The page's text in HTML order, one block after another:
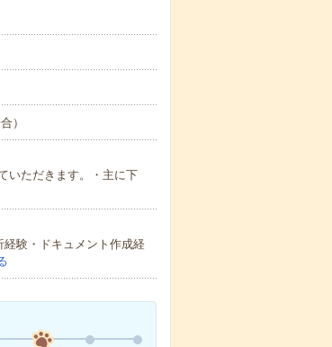
）
いただきます。・主に下
験・ドキュメント作成経